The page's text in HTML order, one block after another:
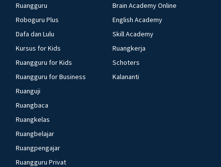
Ruangguru
Roboguru Plus
Dafa dan Lulu
Kursus for Kids
Ruangguru for Kids
Ruangguru for Business
Ruanguji
Ruangbaca
Ruangkelas
Ruangbelajar
Ruangpengajar
Ruangguru Privat
Brain Academy Online
English Academy
Skill Academy
Ruangkerja
Schoters
Kalananti